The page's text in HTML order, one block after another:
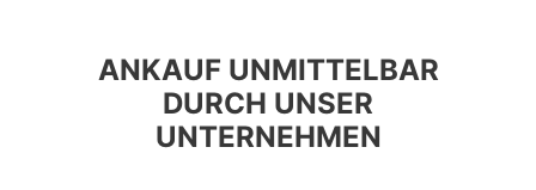
ANKAUF UNMITTELBAR
DURCH UNSER
UNTERNEHMEN